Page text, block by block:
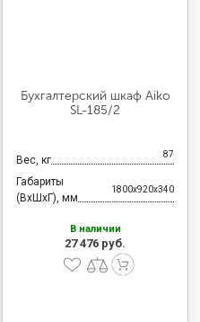
Бухгалтерский шкаф Aiko
SL-185/2
Вес, кг 87
Габариты
(ВхШхГ), мм
1800x920x340
В наличии
27 476 руб.